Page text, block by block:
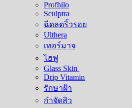
Profhilo
Sculptra
ฉีดลดริ้วรอย
Ulthera
เทอร์มาจ
ไฮฟู
Glass Skin
Drip Vitamin
รักษาฝ้า
กำจัดสิว